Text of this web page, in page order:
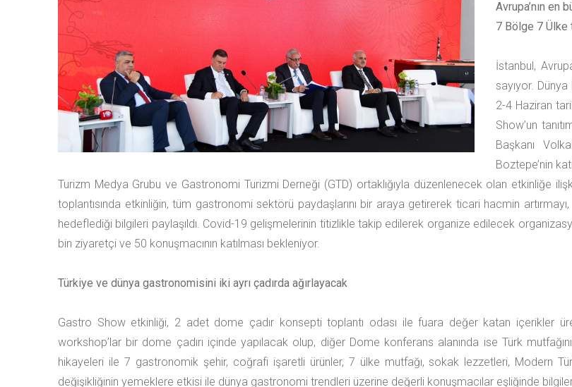
Avrupa’nın en
7 Bölge 7 Ülke
İstanbul,
sayıyor.
2-4 Haziran
Show’un
Başkanı
Boztepe’nin
Turizm Medya Grubu ve Gastronomi Turizmi Derneği (GTD) ortaklığıyla düzenlenecek olan etkinliğe
toplantısında etkinliğin, tüm gastronomi sektörü paydaşlarını bir araya getirerek ticari hacmin
hedeflediği bilgileri paylaşıldı. Covid-19 gelişmelerinin titizlikle takip edilerek organize edilecek
bin ziyaretçi ve 50 konuşmacının katılması bekleniyor.
Türkiye ve dünya gastronomisini iki ayrı çadırda ağırlayacak
Gastro Show etkinliği, 2 adet dome çadır konsepti toplantı odası ile fuara değer katan içerikler
workshop’lar bir dome çadırı içinde yapılacak olup, diğer Dome konferans alanında ise Türk
hikayeleri ile 7 gastronomik şehir, coğrafi işaretli ürünler, 7 ülke mutfağı, sokak lezzetleri, Modern
değişikliğinin yemeklere etkisi ile dünya gastronomi trendleri üzerine değerli konuşmacılar eşliğinde